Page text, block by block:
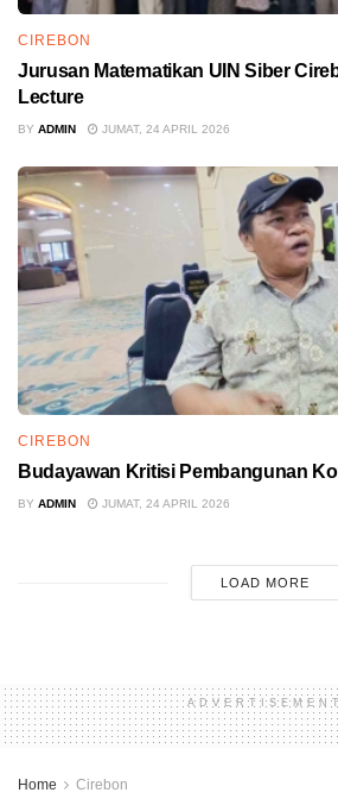
CIREBON
Jurusan Matematikan UIN Siber
Lecture
BY ADMIN JUMAT, 24 APRIL 2026
CIREBON
Budayawan Kritisi Pembangunan
BY ADMIN JUMAT, 24 APRIL 2026
LOAD MORE
Home Cirebon